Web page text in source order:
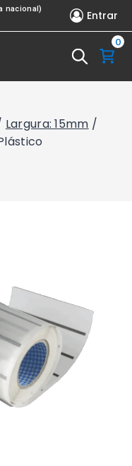
nacional) Entrar
0
Largura: 15mm /